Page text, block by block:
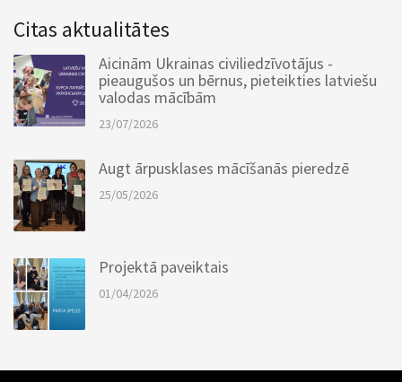
Citas aktualitātes
Aicinām Ukrainas civiliedzīvotājus -
pieaugušos un bērnus, pieteikties latviešu
valodas mācībām
23/07/2026
Augt ārpusklases mācīšanās pieredzē
25/05/2026
Projektā paveiktais
01/04/2026